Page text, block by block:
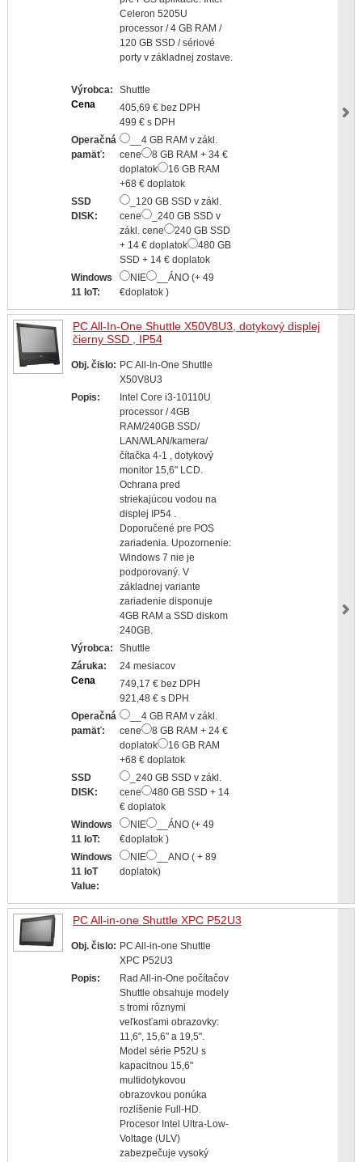
Celeron 5205U
processor / 4 GB RAM /
120 GB SSD / sériové
porty v základnej zostave.
Výrobca:
Shuttle
Cena
405,69 € bez DPH
499 € s DPH
Operačná
pamäť:
__4 GB RAM v zákl.
cene
8 GB RAM + 34 €
doplatok
16 GB RAM
+68 € doplatok
SSD
DISK:
_120 GB SSD v zákl.
cene
_240 GB SSD v
zákl. cene
240 GB SSD
+ 14 € doplatok
480 GB
SSD + 14 € doplatok
Windows
11 IoT:
NIE
__ÁNO (+ 49
€doplatok )
PC All-In-One Shuttle X50V8U3, dotykový displej
čierny SSD , IP54
Obj. čislo: PC All-In-One Shuttle
X50V8U3
Popis:
Intel Core i3-10110U
processor / 4GB
RAM/240GB SSD/
LAN/WLAN/kamera/
čítačka 4-1 , dotykový
monitor 15,6" LCD.
Ochrana pred
striekajúcou vodou na
displej IP54 .
Doporučené pre POS
zariadenia. Upozornenie:
Windows 7 nie je
podporovaný. V
základnej variante
zariadenie disponuje
4GB RAM a SSD diskom
240GB.
Výrobca:
Shuttle
Záruka:
24 mesiacov
Cena
749,17 € bez DPH
921,48 € s DPH
Operačná
pamäť:
__4 GB RAM v zákl.
cene
8 GB RAM + 24 €
doplatok
16 GB RAM
+68 € doplatok
SSD
DISK:
_240 GB SSD v zákl.
cene
480 GB SSD + 14
€ doplatok
Windows
11 IoT:
NIE
__ÁNO (+ 49
€doplatok )
Windows
11 IoT
Value:
NIE
__ANO ( + 89
doplatok)
PC All-in-one Shuttle XPC P52U3
Obj. čislo: PC All-in-one Shuttle
XPC P52U3
Popis:
Rad All-in-One počítačov
Shuttle obsahuje modely
s tromi rôznymi
veľkosťami obrazovky:
11,6", 15,6" a 19,5".
Model série P52U s
kapacitnou 15,6"
multidotykovou
obrazovkou ponúka
rozlíšenie Full-HD.
Procesor Intel Ultra-Low-
Voltage (ULV)
zabezpečuje vysoký